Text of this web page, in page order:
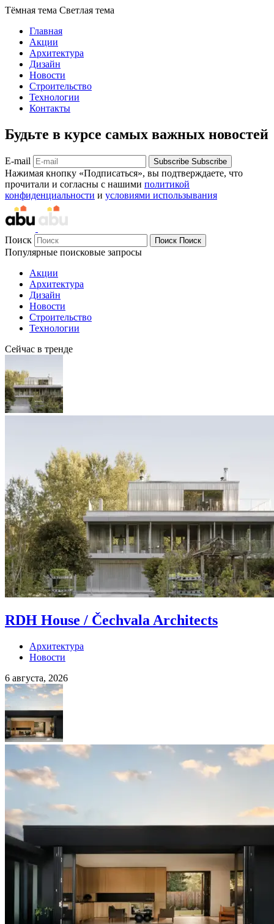
Тёмная тема Светлая тема
Главная
Акции
Архитектура
Дизайн
Новости
Строительство
Технологии
Контакты
Будьте в курсе самых важных новостей
E-mail Subscribe Subscribe
Нажимая кнопку «Подписаться», вы подтверждаете, что
прочитали и согласны с нашими политикой
конфиденциальности и условиями использывания
Поиск Поиск Поиск
Популярные поисковые запросы
Акции
Архитектура
Дизайн
Новости
Строительство
Технологии
Сейчас в тренде
RDH House / Čechvala Architects
Архитектура
Новости
6 августа, 2026